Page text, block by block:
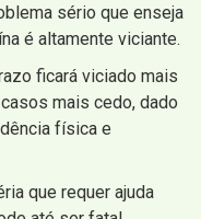
sério que enseja
é altamente viciante.
ficará viciado mais
mais cedo, dado
física e
que requer ajuda